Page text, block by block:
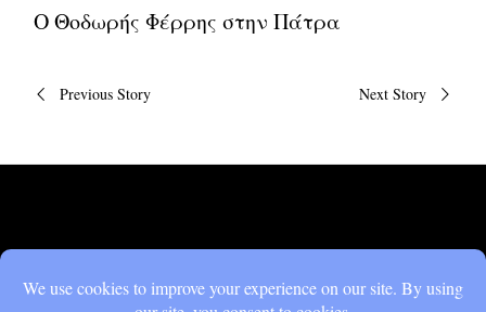
Ο Θοδωρής Φέρρης στην Πάτρα
Πλοήγηση
Previous Story Next Story